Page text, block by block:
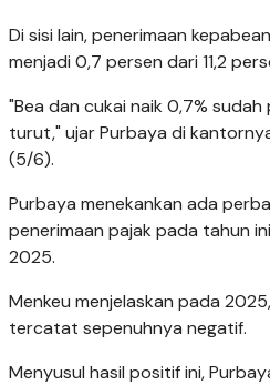
Di sisi lain, penerimaan
menjadi 0,7 persen dari 11,2
"Bea dan cukai naik 0,7%
turut," ujar Purbaya di
(5/6).
Purbaya menekankan ada
penerimaan pajak pada tahun
2025.
Menkeu menjelaskan pada
tercatat sepenuhnya negatif.
Menyusul hasil positif ini,